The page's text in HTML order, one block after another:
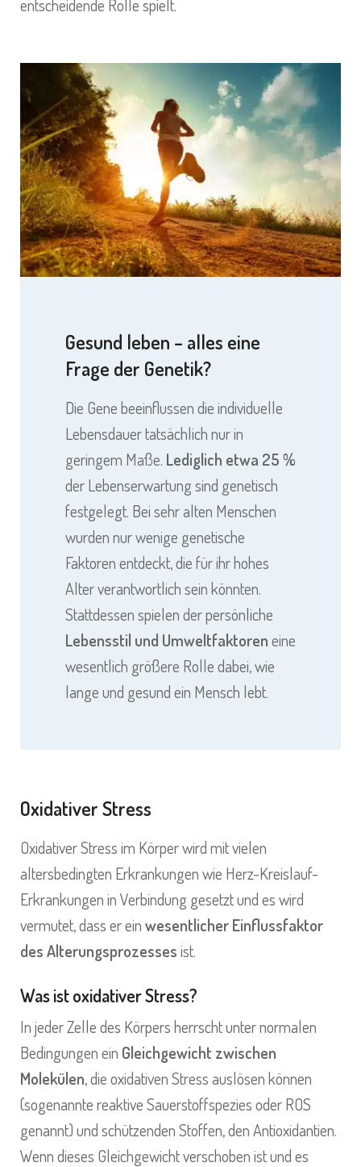
entscheidende Rolle spielt.
Gesund leben – alles eine
Frage der Genetik?
Die Gene beeinflussen die individuelle
Lebensdauer tatsächlich nur in
geringem Maße. Lediglich etwa 25 %
der Lebenserwartung sind genetisch
festgelegt. Bei sehr alten Menschen
wurden nur wenige genetische
Faktoren entdeckt, die für ihr hohes
Alter verantwortlich sein könnten.
Stattdessen spielen der persönliche
Lebensstil und Umweltfaktoreneine
wesentlich größere Rolle dabei, wie
lange und gesund ein Mensch lebt.
Oxidativer Stress
Oxidativer Stress im Körper wird mit vielen
altersbedingten Erkrankungen wie Herz-Kreislauf-
Erkrankungen in Verbindung gesetzt und es wird
vermutet, dass er einwesentlicher Einflussfaktor
des Alterungsprozessesist.
Was ist oxidativer Stress?
In jeder Zelle des Körpers herrscht unter normalen
Bedingungen ein Gleichgewicht zwischen
Molekülen, die oxidativen Stress auslösen können
(sogenannte reaktive Sauerstoffspezies oder ROS
genannt) und schützenden Stoffen, den Antioxidantien.
Wenn dieses Gleichgewicht verschoben ist und es